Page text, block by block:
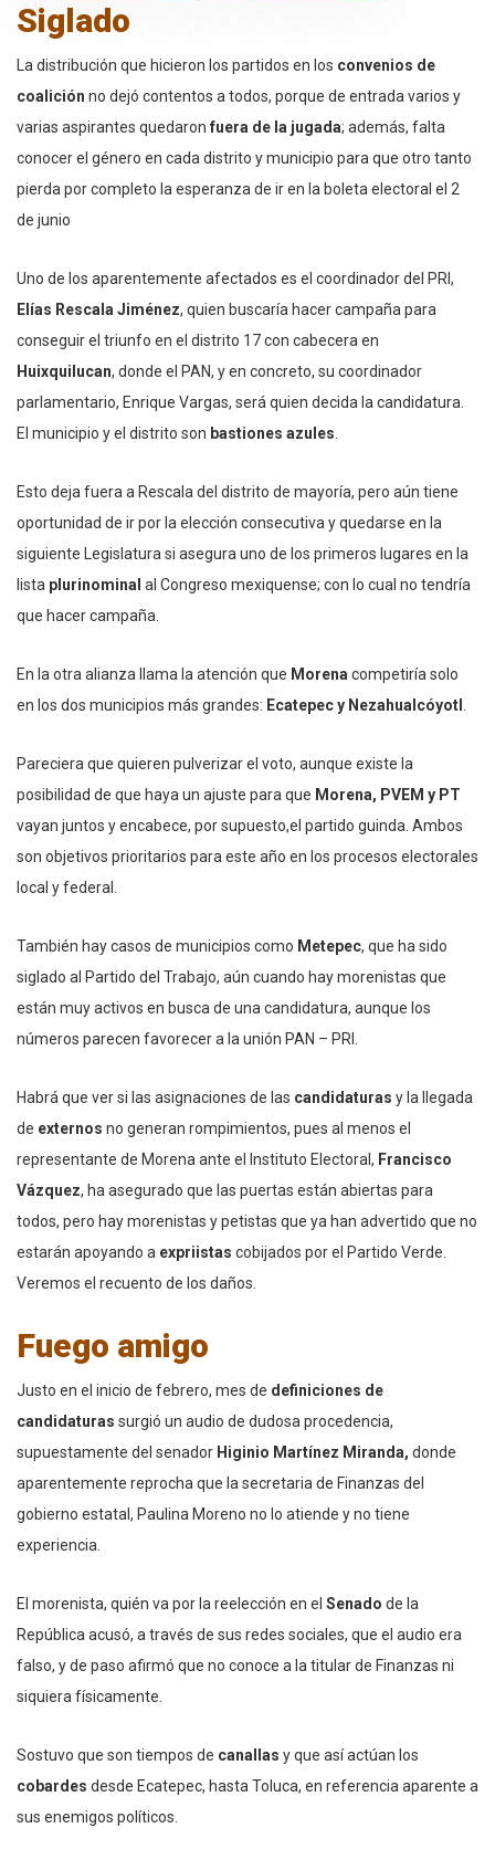
Siglado
La distribución que hicieron los partidos en los convenios de
coalición no dejó contentos a todos, porque de entrada varios y
varias aspirantes quedaron fuera de la jugada; además, falta
conocer el género en cada distrito y municipio para que otro tanto
pierda por completo la esperanza de ir en la boleta electoral el 2
de junio
Uno de los aparentemente afectados es el coordinador del PRI,
Elías Rescala Jiménez, quien buscaría hacer campaña para
conseguir el triunfo en el distrito 17 con cabecera en
Huixquilucan, donde el PAN, y en concreto, su coordinador
parlamentario, Enrique Vargas, será quien decida la candidatura.
El municipio y el distrito son bastiones azules.
Esto deja fuera a Rescala del distrito de mayoría, pero aún tiene
oportunidad de ir por la elección consecutiva y quedarse en la
siguiente Legislatura si asegura uno de los primeros lugares en la
lista plurinominal al Congreso mexiquense; con lo cual no tendría
que hacer campaña.
En la otra alianza llama la atención que Morenacompetiría solo
en los dos municipios más grandes: Ecatepec y Nezahualcóyotl .
Pareciera que quieren pulverizar el voto, aunque existe la
posibilidad de que haya un ajuste para que Morena, PVEM y PT
vayan juntos y encabece, por supuesto,el partido guinda. Ambos
son objetivos prioritarios para este año en los procesos electorales
local y federal.
También hay casos de municipios como Metepec, que ha sido
siglado al Partido del Trabajo, aún cuando hay morenistas que
están muy activos en busca de una candidatura, aunque los
números parecen favorecer a la unión PAN – PRI.
Habrá que ver si las asignaciones de las candidaturas y la llegada
de externos no generan rompimientos, pues al menos el
representante de Morena ante el Instituto Electoral, Francisco
Vázquez, ha asegurado que las puertas están abiertas para
todos, pero hay morenistas y petistas que ya han advertido que no
estarán apoyando a expriistas cobijados por el Partido Verde.
Veremos el recuento de los daños.
Fuego amigo
Justo en el inicio de febrero, mes de definiciones de
candidaturas surgió un audio de dudosa procedencia,
supuestamente del senador Higinio Martínez Miranda, donde
aparentemente reprocha que la secretaria de Finanzas del
gobierno estatal, Paulina Moreno no lo atiende y no tiene
experiencia.
El morenista, quién va por la reelección en el Senado de la
República acusó, a través de sus redes sociales, que el audio era
falso, y de paso afirmó que no conoce a la titular de Finanzas ni
siquiera físicamente.
Sostuvo que son tiempos de canallas y que así actúan los
cobardes desde Ecatepec, hasta Toluca, en referencia aparente a
sus enemigos políticos.